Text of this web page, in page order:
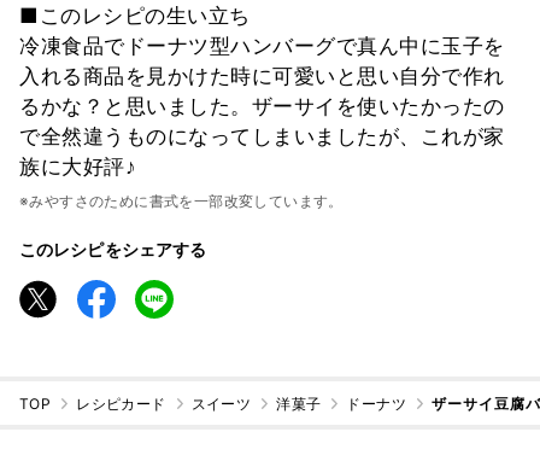
■このレシピの生い立ち
冷凍食品でドーナツ型ハンバーグで真ん中に玉子を
入れる商品を見かけた時に可愛いと思い自分で作れ
るかな？と思いました。ザーサイを使いたかったの
で全然違うものになってしまいましたが、これが家
族に大好評♪
※みやすさのために書式を一部改変しています。
このレシピをシェアする
TOP レシピカード スイーツ 洋菓子 ドーナツ ザーサイ豆腐